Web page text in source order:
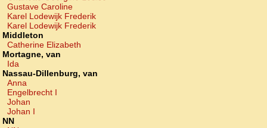
Gustave Caroline
Karel Lodewijk Frederik
Karel Lodewijk Frederik
Middleton
Catherine Elizabeth
Mortagne, van
Ida
Nassau-Dillenburg, van
Anna
Engelbrecht I
Johan
Johan I
NN